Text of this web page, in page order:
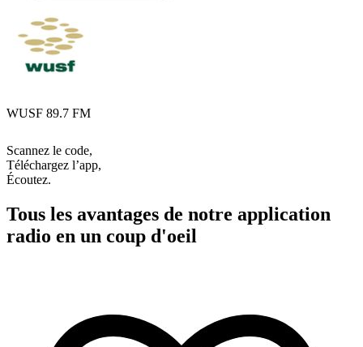
WUSF 89.7 FM
Scannez le code,
Téléchargez l’app,
Écoutez.
Tous les avantages de notre application
radio en un coup d'oeil